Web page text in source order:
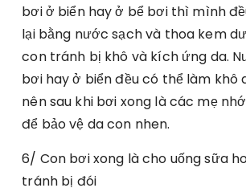
bơi ở biển hay ở bể bơi thì mình
lại bằng nước sạch và thoa kem
con tránh bị khô và kích ứng da.
bơi hay ở biển đều có thể làm khô
nên sau khi bơi xong là các mẹ
để bảo vệ da con nhen.
6/ Con bơi xong là cho uống sữa
tránh bị đói